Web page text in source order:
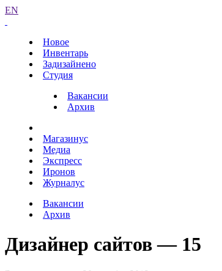
EN
Новое
Инвентарь
Задизайнено
Студия
Вакансии
Архив
Магазинус
Медиа
Экспресс
Иронов
Журналус
Вакансии
Архив
Дизайнер сайтов — 15